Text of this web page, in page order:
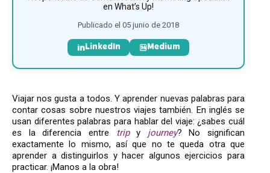
en What’s Up!
Publicado el 05 junio de 2018
LinkedIn Medium
Viajar nos gusta a todos. Y aprender nuevas palabras para
contar cosas sobre nuestros viajes también. En inglés se
usan diferentes palabras para hablar del viaje: ¿sabes cuál
es la diferencia entre tripy journey? No significan
exactamente lo mismo, así que no te queda otra que
aprender a distinguirlos y hacer algunos ejercicios para
practicar. ¡Manos a la obra!